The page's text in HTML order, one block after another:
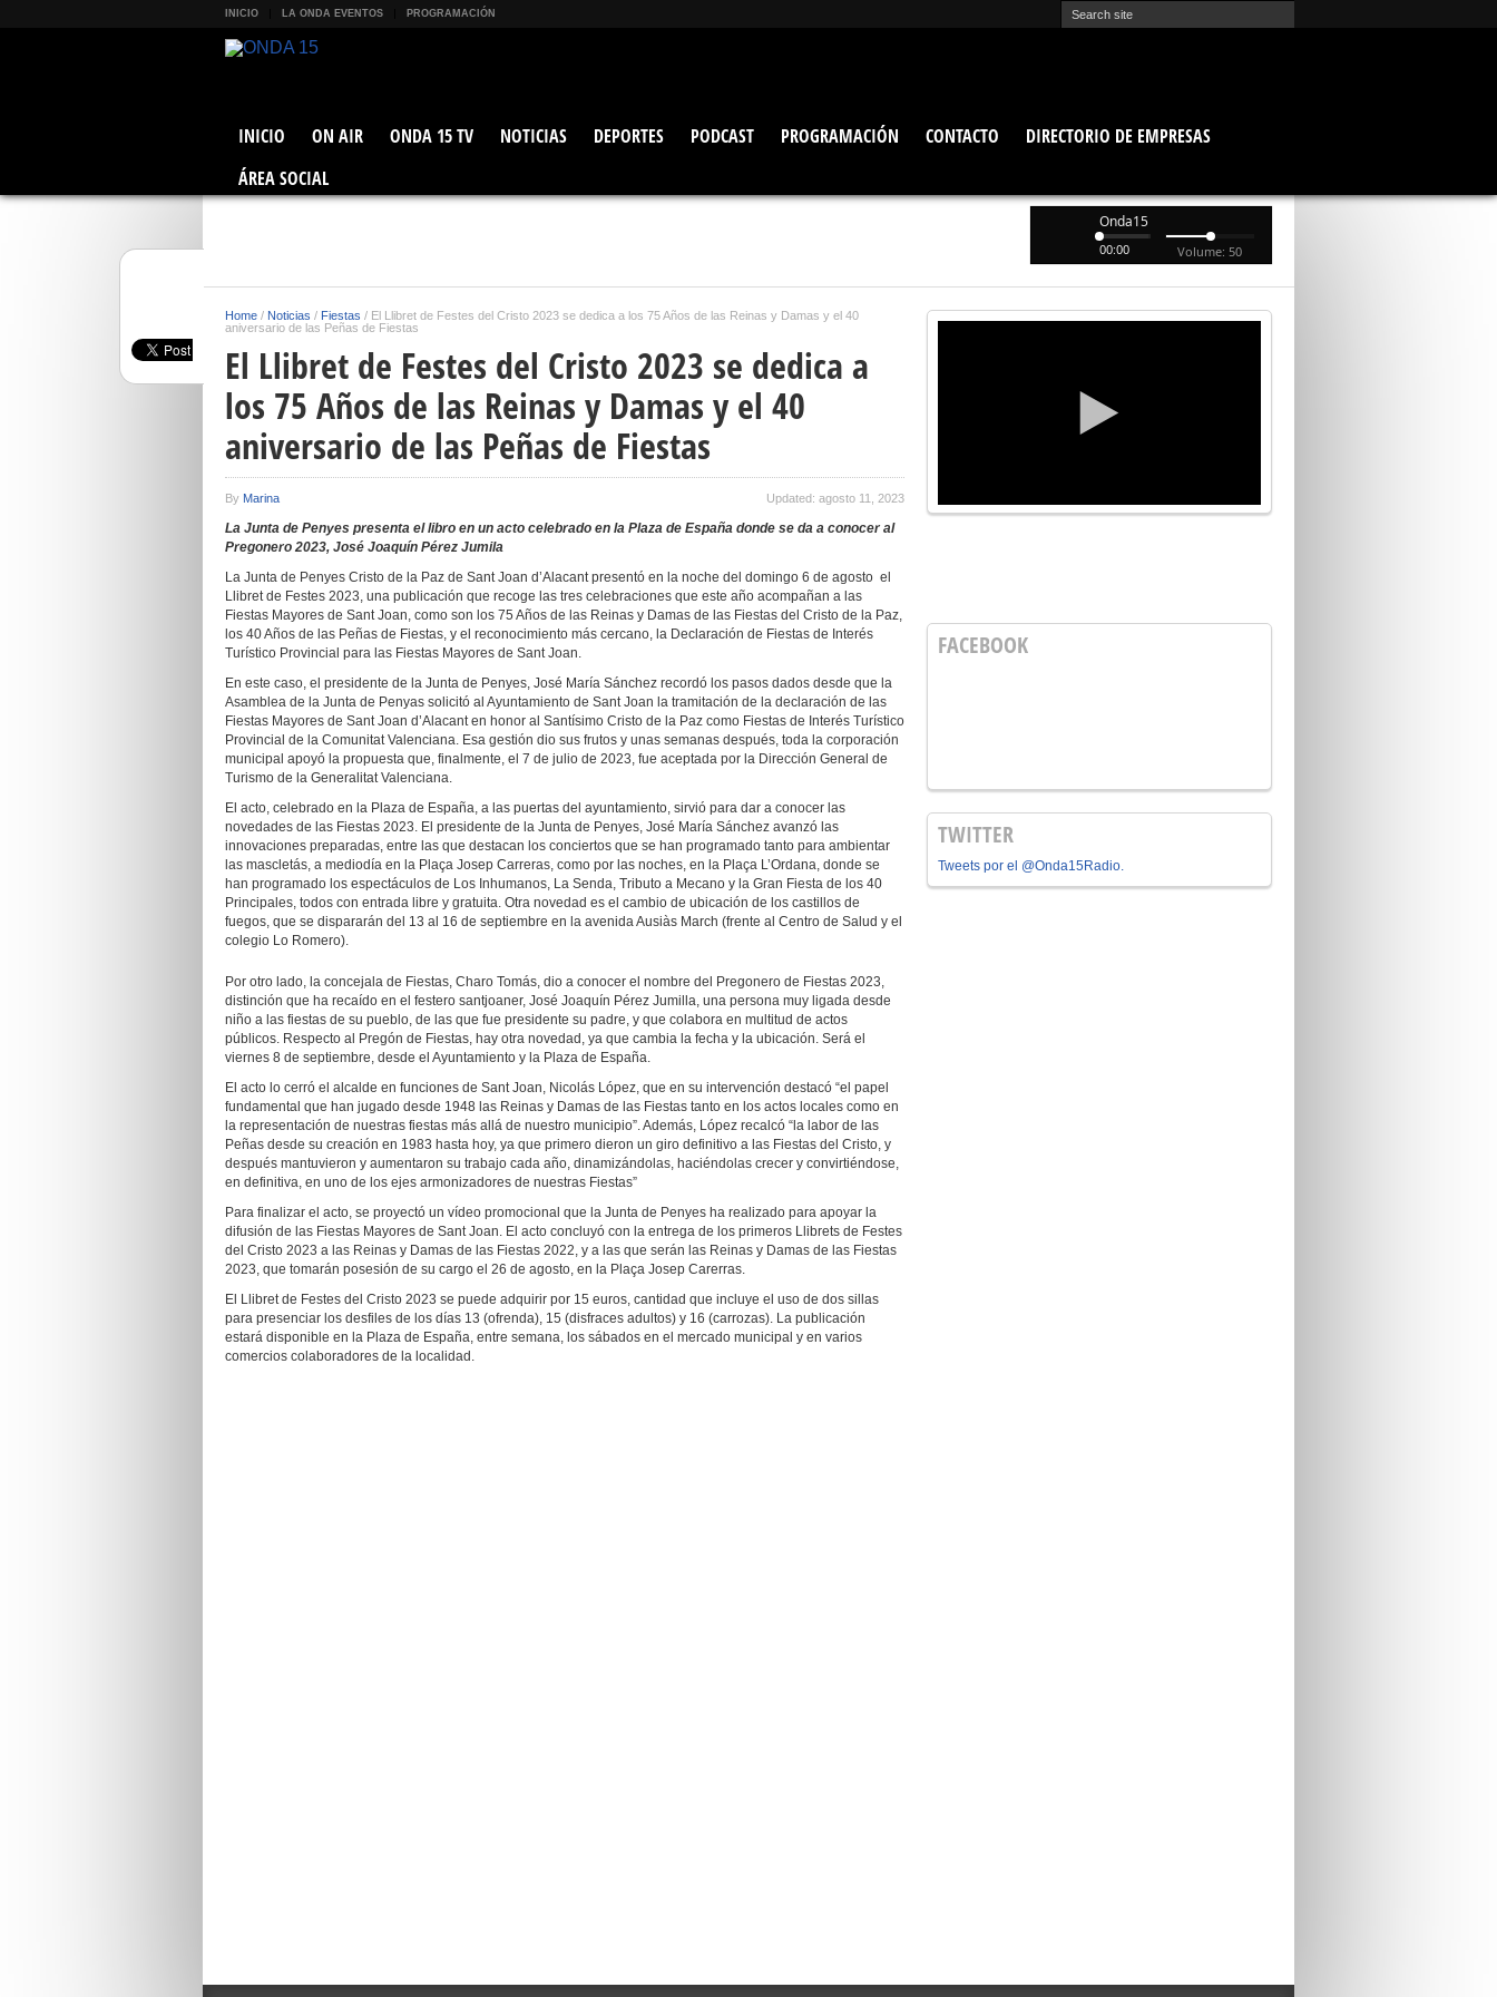
INICIO LA ONDA EVENTOS PROGRAMACIÓN
INICIO ON AIR ONDA 15 TV NOTICIAS DEPORTES PODCAST PROGRAMACIÓN CONTACTO
DIRECTORIO DE EMPRESAS
ÁREA SOCIAL
Onda15
00:00 Volume: 50
Home / Noticias / Fiestas / El Llibret de Festes del Cristo 2023 se dedica a los 75 Años de las Reinas y Damas y el 40
aniversario de las Peñas de Fiestas
El Llibret de Festes del Cristo 2023 se dedica a
los 75 Años de las Reinas y Damas y el 40
aniversario de las Peñas de Fiestas
By Marina Updated: agosto 11, 2023
La Junta de Penyes presenta el libro en un acto celebrado en la Plaza de España donde se da a conocer al
Pregonero 2023, José Joaquín Pérez Jumila
La Junta de Penyes Cristo de la Paz de Sant Joan d’Alacant presentó en la noche del domingo 6 de agosto el
Llibret de Festes 2023, una publicación que recoge las tres celebraciones que este año acompañan a las
Fiestas Mayores de Sant Joan, como son los 75 Años de las Reinas y Damas de las Fiestas del Cristo de la Paz,
los 40 Años de las Peñas de Fiestas, y el reconocimiento más cercano, la Declaración de Fiestas de Interés
Turístico Provincial para las Fiestas Mayores de Sant Joan.
En este caso, el presidente de la Junta de Penyes, José María Sánchez recordó los pasos dados desde que la
Asamblea de la Junta de Penyas solicitó al Ayuntamiento de Sant Joan la tramitación de la declaración de las
Fiestas Mayores de Sant Joan d’Alacant en honor al Santísimo Cristo de la Paz como Fiestas de Interés Turístico
Provincial de la Comunitat Valenciana. Esa gestión dio sus frutos y unas semanas después, toda la corporación
municipal apoyó la propuesta que, finalmente, el 7 de julio de 2023, fue aceptada por la Dirección General de
Turismo de la Generalitat Valenciana.
El acto, celebrado en la Plaza de España, a las puertas del ayuntamiento, sirvió para dar a conocer las
novedades de las Fiestas 2023. El presidente de la Junta de Penyes, José María Sánchez avanzó las
innovaciones preparadas, entre las que destacan los conciertos que se han programado tanto para ambientar
las mascletás, a mediodía en la Plaça Josep Carreras, como por las noches, en la Plaça L’Ordana, donde se
han programado los espectáculos de Los Inhumanos, La Senda, Tributo a Mecano y la Gran Fiesta de los 40
Principales, todos con entrada libre y gratuita. Otra novedad es el cambio de ubicación de los castillos de
fuegos, que se dispararán del 13 al 16 de septiembre en la avenida Ausiàs March (frente al Centro de Salud y el
colegio Lo Romero).
Por otro lado, la concejala de Fiestas, Charo Tomás, dio a conocer el nombre del Pregonero de Fiestas 2023,
distinción que ha recaído en el festero santjoaner, José Joaquín Pérez Jumilla, una persona muy ligada desde
niño a las fiestas de su pueblo, de las que fue presidente su padre, y que colabora en multitud de actos
públicos. Respecto al Pregón de Fiestas, hay otra novedad, ya que cambia la fecha y la ubicación. Será el
viernes 8 de septiembre, desde el Ayuntamiento y la Plaza de España.
El acto lo cerró el alcalde en funciones de Sant Joan, Nicolás López, que en su intervención destacó “el papel
fundamental que han jugado desde 1948 las Reinas y Damas de las Fiestas tanto en los actos locales como en
la representación de nuestras fiestas más allá de nuestro municipio”. Además, López recalcó “la labor de las
Peñas desde su creación en 1983 hasta hoy, ya que primero dieron un giro definitivo a las Fiestas del Cristo, y
después mantuvieron y aumentaron su trabajo cada año, dinamizándolas, haciéndolas crecer y convirtiéndose,
en definitiva, en uno de los ejes armonizadores de nuestras Fiestas”
Para finalizar el acto, se proyectó un vídeo promocional que la Junta de Penyes ha realizado para apoyar la
difusión de las Fiestas Mayores de Sant Joan. El acto concluyó con la entrega de los primeros Llibrets de Festes
del Cristo 2023 a las Reinas y Damas de las Fiestas 2022, y a las que serán las Reinas y Damas de las Fiestas
2023, que tomarán posesión de su cargo el 26 de agosto, en la Plaça Josep Carerras.
El Llibret de Festes del Cristo 2023 se puede adquirir por 15 euros, cantidad que incluye el uso de dos sillas
para presenciar los desfiles de los días 13 (ofrenda), 15 (disfraces adultos) y 16 (carrozas). La publicación
estará disponible en la Plaza de España, entre semana, los sábados en el mercado municipal y en varios
comercios colaboradores de la localidad.
FACEBOOK
TWITTER
Tweets por el @Onda15Radio.